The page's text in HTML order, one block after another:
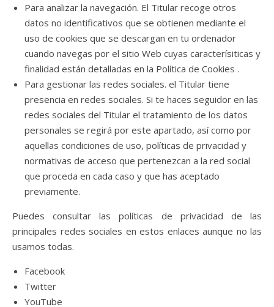
Para analizar la navegación. El Titular recoge otros
datos no identificativos que se obtienen mediante el
uso de cookies que se descargan en tu ordenador
cuando navegas por el sitio Web cuyas caracterísiticas y
finalidad están detalladas en la Política de Cookies .
Para gestionar las redes sociales. el Titular tiene
presencia en redes sociales. Si te haces seguidor en las
redes sociales del Titular el tratamiento de los datos
personales se regirá por este apartado, así como por
aquellas condiciones de uso, políticas de privacidad y
normativas de acceso que pertenezcan a la red social
que proceda en cada caso y que has aceptado
previamente.
Puedes consultar las políticas de privacidad de las
principales redes sociales en estos enlaces aunque no las
usamos todas.
Facebook
Twitter
YouTube